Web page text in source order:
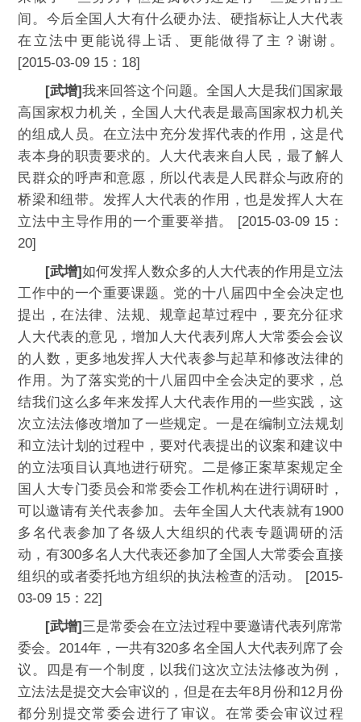
间。今后全国人大有什么硬办法、硬指标让人大代表
在立法中更能说得上话、更能做得了主？谢谢。
[2015-03-09 15：18]
[武增]我来回答这个问题。全国人大是我们国家最
高国家权力机关，全国人大代表是最高国家权力机关
的组成人员。在立法中充分发挥代表的作用，这是代
表本身的职责要求的。人大代表来自人民，最了解人
民群众的呼声和意愿，所以代表是人民群众与政府的
桥梁和纽带。发挥人大代表的作用，也是发挥人大在
立法中主导作用的一个重要举措。 [2015-03-09 15：
20]
[武增]如何发挥人数众多的人大代表的作用是立法
工作中的一个重要课题。党的十八届四中全会决定也
提出，在法律、法规、规章起草过程中，要充分征求
人大代表的意见，增加人大代表列席人大常委会会议
的人数，更多地发挥人大代表参与起草和修改法律的
作用。为了落实党的十八届四中全会决定的要求，总
结我们这么多年来发挥人大代表作用的一些实践，这
次立法法修改增加了一些规定。一是在编制立法规划
和立法计划的过程中，要对代表提出的议案和建议中
的立法项目认真地进行研究。二是修正案草案规定全
国人大专门委员会和常委会工作机构在进行调研时，
可以邀请有关代表参加。去年全国人大代表就有1900
多名代表参加了各级人大组织的代表专题调研的活
动，有300多名人大代表还参加了全国人大常委会直接
组织的或者委托地方组织的执法检查的活动。 [2015-
03-09 15：22]
[武增]三是常委会在立法过程中要邀请代表列席常
委会。2014年，一共有320多名全国人大代表列席了会
议。四是有一个制度，以我们这次立法法修改为例，
立法法是提交大会审议的，但是在去年8月份和12月份
都分别提交常委会进行了审议。在常委会审议过程